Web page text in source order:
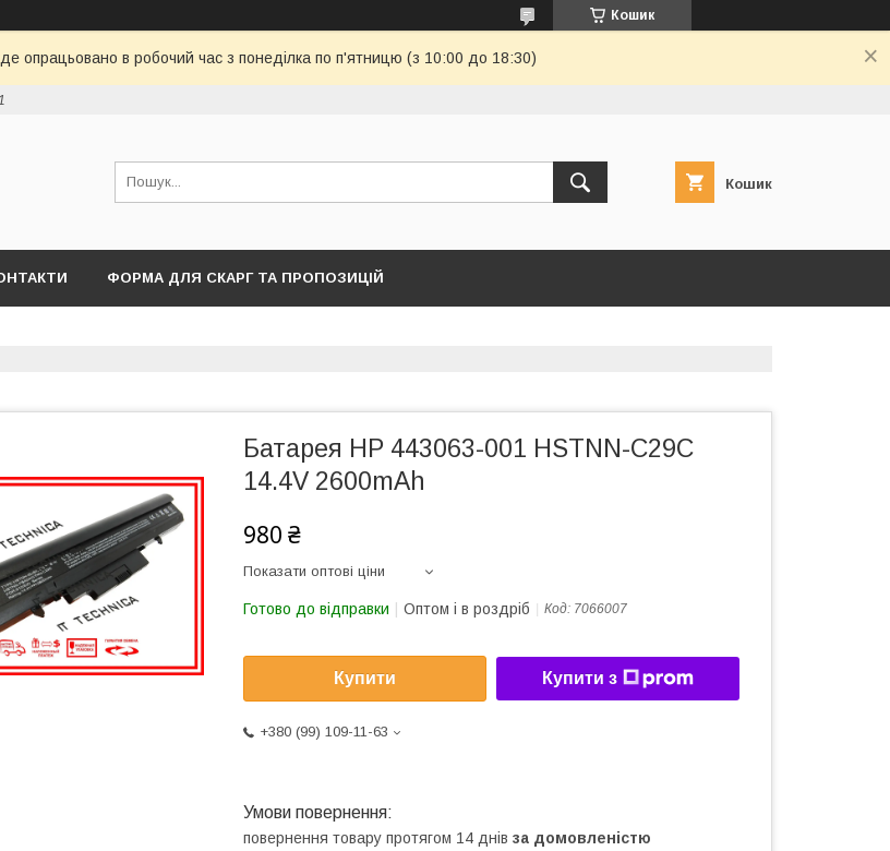
Кошик
опрацьовано в робочий час з понеділка по п'ятницю (з 10:00 до 18:30)
Кошик
ФОРМА ДЛЯ СКАРГ ТА ПРОПОЗИЦІЙ
Батарея HP 443063-001 HSTNN-C29C
14.4V 2600mAh
980 ₴
Показати оптові ціни
Готово до відправки Оптом і в роздріб Код: 7066007
Купити Купити з
+380 (99) 109-11-63
повернення товару протягом 14 днів за домовленістю